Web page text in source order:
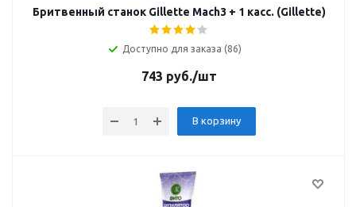
Бритвенный станок Gillette Mach3 + 1 касс. (Gillette)
Доступно для заказа (86)
743 руб./шт
В корзину